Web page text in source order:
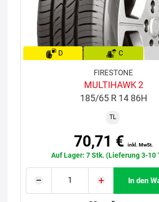
D C
FIRESTONE
MULTIHAWK 2
185/65 R 14 86H
TL
70,71 € inkl. MwSt.
Auf Lager: 7 Stk. (Lieferung 3-10
In den